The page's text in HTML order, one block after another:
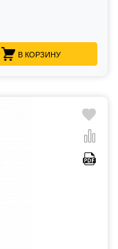
В КОРЗИНУ